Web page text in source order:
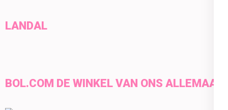
LANDAL
BOL.COM DE WINKEL VAN ONS ALLEMAAL